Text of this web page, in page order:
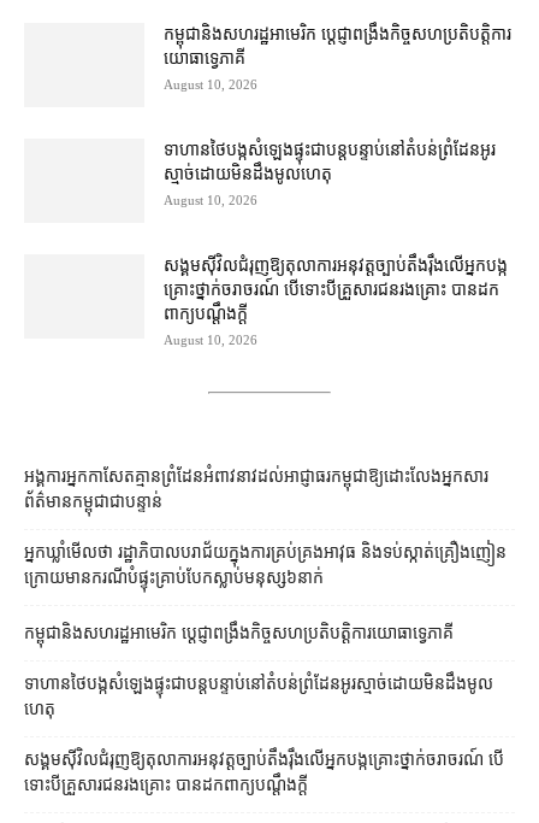
កម្ពុជា​និង​សហរដ្ឋអាមេរិក ប្ដេជ្ញា​ពង្រឹង​កិច្ច​សហប្រតិបត្តិការ​
យោធា​ទ្វេភាគី
August 10, 2026
ទាហាន​ថៃ​បង្ក​សំឡេង​ផ្ទុះ​ជា​បន្តបន្ទាប់​នៅ​តំបន់​ព្រំដែន​អូរ​
ស្មាច់​ដោយ​មិនដឹង​មូលហេតុ
August 10, 2026
សង្គម​ស៊ីវិល​ជំរុញ​ឱ្យ​តុលាការ​អនុវត្ត​ច្បាប់​តឹងរ៉ឹង​លើ​អ្នក​បង្ក​
គ្រោះថ្នាក់​ចរាចរណ៍ បើ​ទោះ​បី​គ្រួសារ​ជនរងគ្រោះ បាន​ដក​
ពាក្យបណ្ដឹង​ក្ដី
August 10, 2026
អង្គការ​អ្នកកាសែត​គ្មាន​ព្រំដែន​អំពាវនាវ​ដល់​អាជ្ញាធរ​កម្ពុជា​ឱ្យ​ដោះលែង​អ្នកសារ
ព័ត៌មាន​កម្ពុជា​ជា​បន្ទាន់
អ្នកឃ្លាំមើល​ថា រដ្ឋាភិបាល​បរាជ័យ​ក្នុង​ការ​គ្រប់គ្រង​អាវុធ និង​ទប់ស្កាត់​គ្រឿងញៀន
ក្រោយ​មាន​ករណី​បំផ្ទុះ​គ្រាប់បែក​ស្លាប់​មនុស្ស​៦​នាក់
កម្ពុជា​និង​សហរដ្ឋអាមេរិក ប្ដេជ្ញា​ពង្រឹង​កិច្ច​សហប្រតិបត្តិការ​យោធា​ទ្វេភាគី
ទាហាន​ថៃ​បង្ក​សំឡេង​ផ្ទុះ​ជា​បន្តបន្ទាប់​នៅ​តំបន់​ព្រំដែន​អូរ​ស្មាច់​ដោយ​មិនដឹង​មូល
ហេតុ
សង្គម​ស៊ីវិល​ជំរុញ​ឱ្យ​តុលាការ​អនុវត្ត​ច្បាប់​តឹងរ៉ឹង​លើ​អ្នក​បង្ក​គ្រោះថ្នាក់​ចរាចរណ៍ បើ​
ទោះ​បី​គ្រួសារ​ជនរងគ្រោះ បាន​ដក​ពាក្យបណ្ដឹង​ក្ដី